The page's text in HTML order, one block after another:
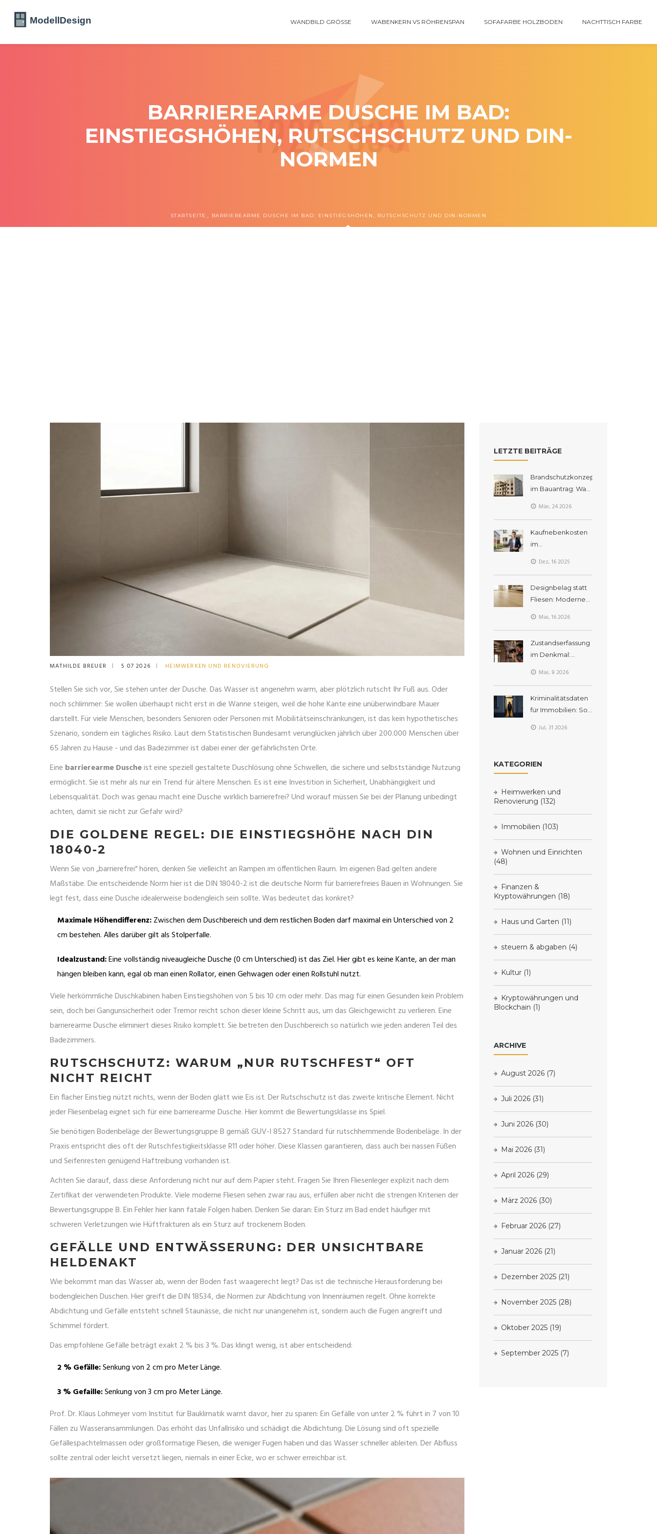
WANDBILD GRÖSSE WABENKERN VS RÖHRENSPAN SOFAFARBE HOLZBODEN NACHTTISCH FARBE
BARRIEREARME DUSCHE IM BAD:
EINSTIEGSHÖHEN, RUTSCHSCHUTZ UND DIN-
NORMEN
STARTSEITE BARRIEREARME DUSCHE IM BAD: EINSTIEGSHÖHEN, RUTSCHSCHUTZ UND DIN-NORMEN
MATHILDE BREUER 5 07 2026 HEIMWERKEN UND RENOVIERUNG
Stellen Sie sich vor, Sie stehen unter der Dusche. Das Wasser ist angenehm warm, aber plötzlich rutscht Ihr Fuß aus. Oder
noch schlimmer: Sie wollen überhaupt nicht erst in die Wanne steigen, weil die hohe Kante eine unüberwindbare Mauer
darstellt. Für viele Menschen, besonders Senioren oder Personen mit Mobilitätseinschränkungen, ist das kein hypothetisches
Szenario, sondern ein tägliches Risiko. Laut dem Statistischen Bundesamt verunglücken jährlich über 200.000 Menschen über
65 Jahren zu Hause - und das Badezimmer ist dabei einer der gefährlichsten Orte.
Eine barrierearme Duscheisteine speziell gestaltete Duschlösung ohne Schwellen, die sichere und selbstständige Nutzung
ermöglicht. Sie ist mehr als nur ein Trend für ältere Menschen. Es ist eine Investition in Sicherheit, Unabhängigkeit und
Lebensqualität. Doch was genau macht eine Dusche wirklich barrierefrei? Und worauf müssen Sie bei der Planung unbedingt
achten, damit sie nicht zur Gefahr wird?
DIE GOLDENE REGEL: DIE EINSTIEGSHÖHE NACH DIN
18040-2
Wenn Sie von „barrierefrei“ hören, denken Sie vielleicht an Rampen im öffentlichen Raum. Im eigenen Bad gelten andere
Maßstäbe. Die entscheidende Norm hier ist dieDIN 18040-2ist die deutsche Norm für barrierefreies Bauen in Wohnungen. Sie
legt fest, dass eine Dusche idealerweise bodengleich sein sollte. Was bedeutet das konkret?
Maximale Höhendifferenz:Zwischen dem Duschbereich und dem restlichen Boden darf maximal ein Unterschied von 2
cm bestehen. Alles darüber gilt als Stolperfalle.
Idealzustand:Eine vollständig niveaugleiche Dusche (0 cm Unterschied) ist das Ziel. Hier gibt es keine Kante, an der man
hängen bleiben kann, egal ob man einen Rollator, einen Gehwagen oder einen Rollstuhl nutzt.
Viele herkömmliche Duschkabinen haben Einstiegshöhen von 5 bis 10 cm oder mehr. Das mag für einen Gesunden kein Problem
sein, doch bei Gangunsicherheit oder Tremor reicht schon dieser kleine Schritt aus, um das Gleichgewicht zu verlieren. Eine
barrierearme Dusche eliminiert dieses Risiko komplett. Sie betreten den Duschbereich so natürlich wie jeden anderen Teil des
Badezimmers.
RUTSCHSCHUTZ: WARUM „NUR RUTSCHFEST“ OFT
NICHT REICHT
Ein flacher Einstieg nützt nichts, wenn der Boden glatt wie Eis ist. Der Rutschschutz ist das zweite kritische Element. Nicht
jeder Fliesenbelag eignet sich für eine barrierearme Dusche. Hier kommt die Bewertungsklasse ins Spiel.
Sie benötigen Bodenbeläge derBewertungsgruppe BgemäßGUV-I 8527 Standard für rutschhemmende Bodenbeläge. In der
Praxis entspricht dies oft der Rutschfestigkeitsklasse R11 oder höher. Diese Klassen garantieren, dass auch bei nassen Füßen
und Seifenresten genügend Haftreibung vorhanden ist.
Achten Sie darauf, dass diese Anforderung nicht nur auf dem Papier steht. Fragen Sie Ihren Fliesenleger explizit nach dem
Zertifikat der verwendeten Produkte. Viele moderne Fliesen sehen zwar rau aus, erfüllen aber nicht die strengen Kriterien der
Bewertungsgruppe B. Ein Fehler hier kann fatale Folgen haben. Denken Sie daran: Ein Sturz im Bad endet häufiger mit
schweren Verletzungen wie Hüftfrakturen als ein Sturz auf trockenem Boden.
GEFÄLLE UND ENTWÄSSERUNG: DER UNSICHTBARE
HELDENAKT
Wie bekommt man das Wasser ab, wenn der Boden fast waagerecht liegt? Das ist die technische Herausforderung bei
bodengleichen Duschen. Hier greift dieDIN 18534, dieNormen zur Abdichtung von Innenräumen regelt. Ohne korrekte
Abdichtung und Gefälle entsteht schnell Staunässe, die nicht nur unangenehm ist, sondern auch die Fugen angreift und
Schimmel fördert.
Das empfohlene Gefälle beträgt exakt 2 % bis 3 %. Das klingt wenig, ist aber entscheidend:
2 % Gefälle:Senkung von 2 cm pro Meter Länge.
3 % Gefaille:Senkung von 3 cm pro Meter Länge.
Prof. Dr. Klaus Lohmeyer vom Institut für Bauklimatik warnt davor, hier zu sparen: Ein Gefälle von unter 2 % führt in 7 von 10
Fällen zu Wasseransammlungen. Das erhöht das Unfallrisiko und schädigt die Abdichtung. Die Lösung sind oft spezielle
Gefällespachtelmassen oder großformatige Fliesen, die weniger Fugen haben und das Wasser schneller ableiten. Der Abfluss
sollte zentral oder leicht versetzt liegen, niemals in einer Ecke, wo er schwer erreichbar ist.
LETZTE BEITRÄGE
Brandschutzkonzept
im Bauantrag: Was
Mär, 24 2026
Kaufnebenkosten
im
bauen Sie
Vertrauen auf
Dez, 16 2025
Designbelag statt
Fliesen: Moderne
Mai, 16 2026
Zustandserfassung
im Denkmal:
durchführen
Mai, 8 2026
Kriminalitätsdaten
für Immobilien: So
Jul, 31 2026
KATEGORIEN
Heimwerken und
Renovierung (132)
Immobilien (103)
Wohnen und Einrichten
(48)
Finanzen &
Kryptowährungen (18)
Haus und Garten (11)
steuern & abgaben (4)
Kultur (1)
Kryptowährungen und
Blockchain (1)
ARCHIVE
August 2026 (7)
Juli 2026 (31)
Juni 2026 (30)
Mai 2026 (31)
April 2026 (29)
März 2026 (30)
Februar 2026 (27)
Januar 2026 (21)
Dezember 2025 (21)
November 2025 (28)
Oktober 2025 (19)
September 2025 (7)